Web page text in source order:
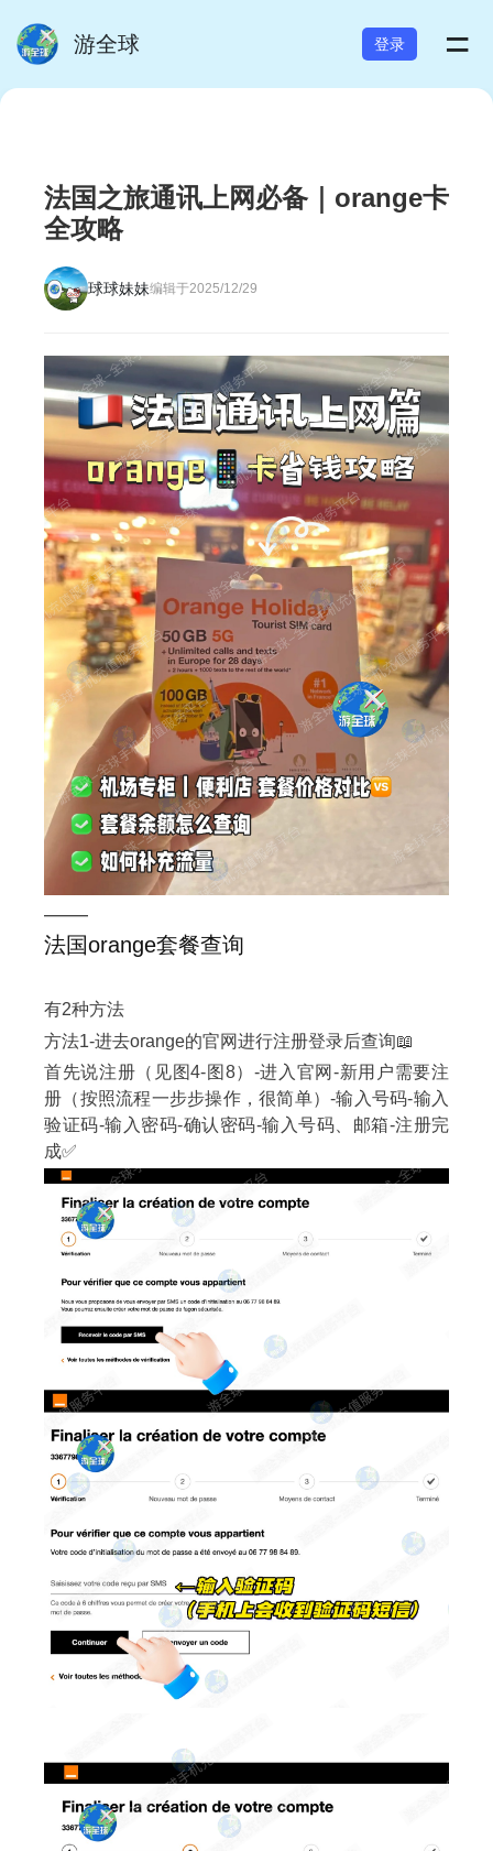
游全球 登录 =
法国之旅通讯上网必备｜orange卡
全攻略
球球妹妹编辑于2025/12/29
——
法国orange套餐查询
有2种方法
方法1-进去orange的官网进行注册登录后查询📖
首先说注册（见图4-图8）-进入官网-新用户需要注
册（按照流程一步步操作，很简单）-输入号码-输入
验证码-输入密码-确认密码-输入号码、邮箱-注册完
成✅